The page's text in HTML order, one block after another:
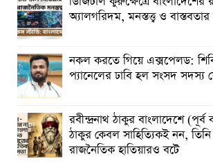
অ্যালগরিদম, মনস্তত্ত্ব ও বাস্তবতার
নকল করতে গিয়ে এক্সপেলড:
প্যানেলের ঢাবি হল সংসদ সদস্য
রবীন্দ্রনাথ ঠাকুর বাংলাদেশে (পূর্ব
ঠাকুর কেবল সাহিত্যিক‌ই নন,
রাজনৈতিক হাতিয়ার‌ও বটে